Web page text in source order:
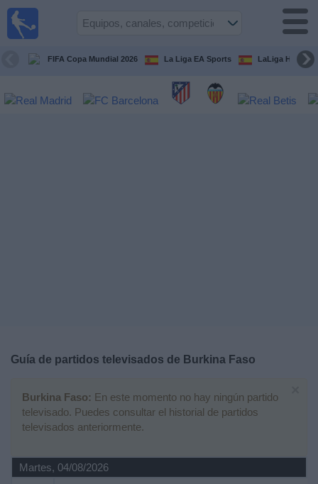
FIFA Copa Mundial 2026 La Liga EA Sports LaLiga
Guía de partidos televisados de Burkina Faso
Burkina Faso: En este momento no hay ningún partido
televisado. Puedes consultar el historial de partidos
televisados anteriormente.
Martes, 04/08/2026
Guía de
Televisados
Noticias
Widget